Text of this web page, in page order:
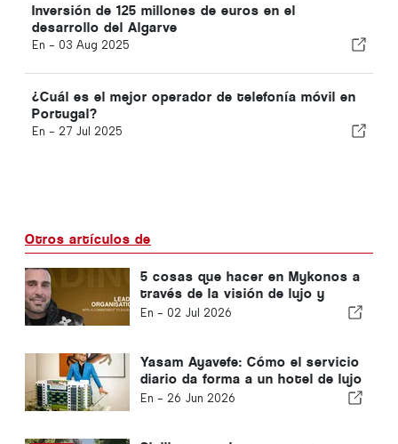
Inversión de 125 millones de euros en el
desarrollo del Algarve
En - 03 Aug 2025
¿Cuál es el mejor operador de telefonía móvil en
Portugal?
En - 27 Jul 2025
Otros artículos de
5 cosas que hacer en Mykonos a
través de la visión de lujo y
serenidad de Yasam Ayavefe
En - 02 Jul 2026
Yasam Ayavefe: Cómo el servicio
diario da forma a un hotel de lujo
en Mykonos
En - 26 Jun 2026